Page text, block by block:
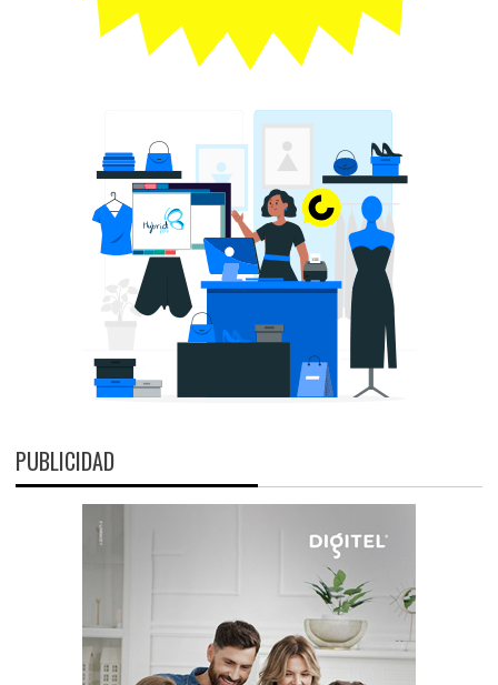
PUBLICIDAD